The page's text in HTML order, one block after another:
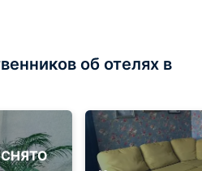
об отелях в